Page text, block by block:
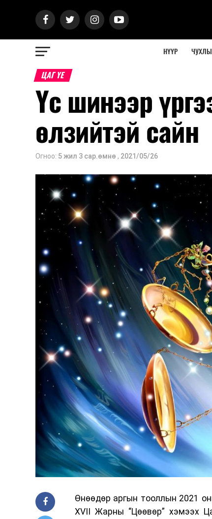
НҮҮР
ЦАГ ҮЕ
Үс шинээр
өлзийтэй сайн
Огноо: 5 жил 3 сар.өмнө , 2021/05/26
Өнөөдөр аргын тооллын 2021
XVII Жарны “Цөөвөр” хэмээх